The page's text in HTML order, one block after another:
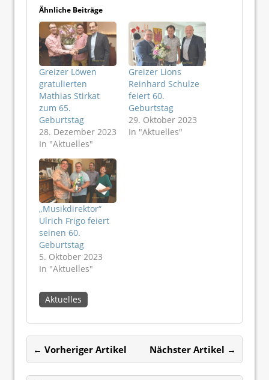
Ähnliche Beiträge
Greizer Löwen
gratulierten
Mathias Stirkat
zum 65.
Geburtstag
28. Dezember 2023
In "Aktuelles"
Greizer Lions
Reinhard Schulze
feiert 60.
Geburtstag
29. Oktober 2023
In "Aktuelles"
„Musikdirektor“
Ulrich Frigo feiert
seinen 60.
Geburtstag
5. Oktober 2023
In "Aktuelles"
Aktuelles
← Vorheriger Artikel Nächster Artikel →